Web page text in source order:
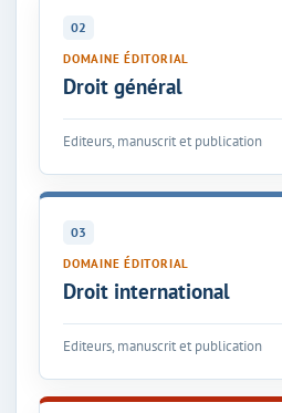
02
DOMAINE ÉDITORIAL
Droit général
Editeurs, manuscrit et publication
03
DOMAINE ÉDITORIAL
Droit international
Editeurs, manuscrit et publication